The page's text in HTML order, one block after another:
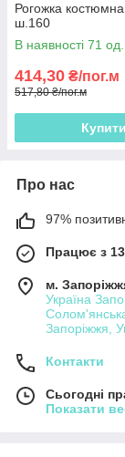
Рогожка
ш.160
В наявності 71 од.
414,30 ₴/пог.м
517,80 ₴/пог.м
Купити
Про нас
97%
Працює з
м.
Україна
Запоріжжя,
Контакти
Сьогодні
Показати